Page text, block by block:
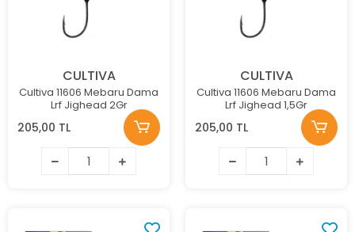
CULTIVA
Cultiva 11606 Mebaru Dama
Lrf Jighead 2Gr
205,00 TL
CULTIVA
Cultiva 11606 Mebaru Dama
Lrf Jighead 1,5Gr
205,00 TL